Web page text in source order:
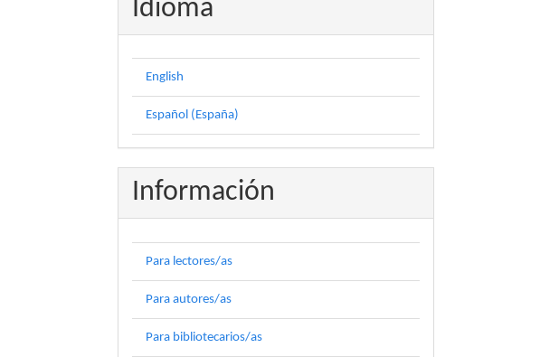
Idioma
English
Español (España)
Información
Para lectores/as
Para autores/as
Para bibliotecarios/as